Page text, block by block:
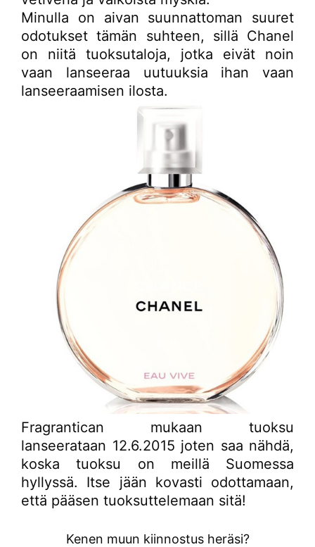
Minulla on aivan suunnattoman suuret
odotukset tämän suhteen, sillä Chanel
on niitä tuoksutaloja, jotka eivät noin
vaan lanseeraa uutuuksia ihan vaan
lanseeraamisen ilosta.
Fragrantican mukaan tuoksu
lanseerataan 12.6.2015 joten saa nähdä,
koska tuoksu on meillä Suomessa
hyllyssä. Itse jään kovasti odottamaan,
että pääsen tuoksuttelemaan sitä!
Kenen muun kiinnostus heräsi?